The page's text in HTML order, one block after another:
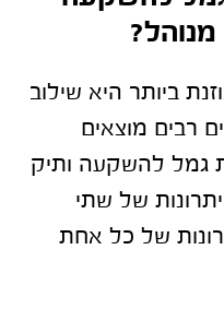
ביותר היא שילוב
רבים מוצאים
גמל להשקעה ותיק
של שתי
של כל אחת